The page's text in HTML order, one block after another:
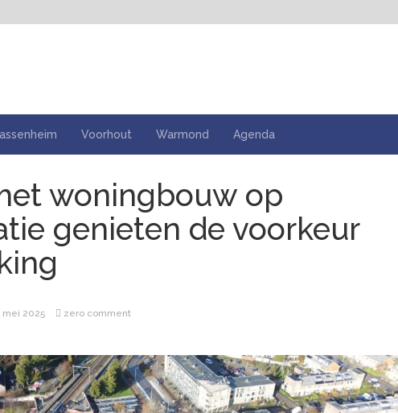
Voorhout Warmond Agenda
woningbouw op
genieten de voorkeur
mei 2025 zero comment